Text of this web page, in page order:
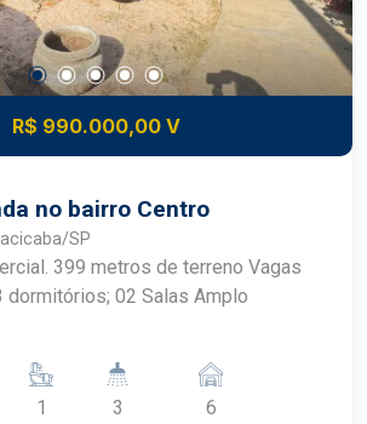
R$ 990.000,00 V
no bairro Centro
SP
399 metros de terreno Vagas
dormitórios; 02 Salas Amplo
1 3 6